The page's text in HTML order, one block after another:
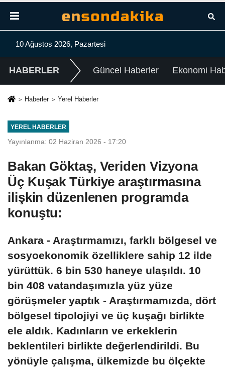
10 Ağustos 2026, Pazartesi
HABERLER Güncel Haberler Ekonomi
Haberler Yerel Haberler
YEREL HABERLER
Yayınlanma: 02 Haziran 2026 - 17:20
Bakan Göktaş, Veriden Vizyona
Üç Kuşak Türkiye araştırmasına
ilişkin düzenlenen programda
konuştu:
Ankara - Araştırmamızı, farklı bölgesel ve
sosyoekonomik özelliklere sahip 12 ilde
yürüttük. 6 bin 530 haneye ulaşıldı. 10
bin 408 vatandaşımızla yüz yüze
görüşmeler yaptık - Araştırmamızda, dört
bölgesel tipolojiyi ve üç kuşağı birlikte
ele aldık. Kadınların ve erkeklerin
beklentileri birlikte değerlendirildi. Bu
yönüyle çalışma, ülkemizde bu ölçekte